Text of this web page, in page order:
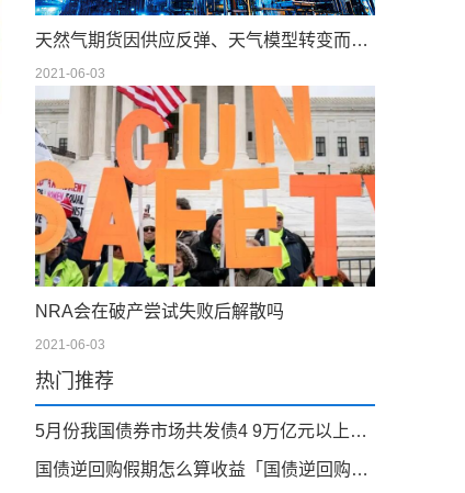
天然气期货因供应反弹、天气模型转变而下滑；现金仍在摇摆
2021-06-03
NRA会在破产尝试失败后解散吗
2021-06-03
热门推荐
5月份我国债券市场共发债4 9万亿元以上「我国债券市场规模」
国债逆回购假期怎么算收益「国债逆回购遇到节假日怎么计息」